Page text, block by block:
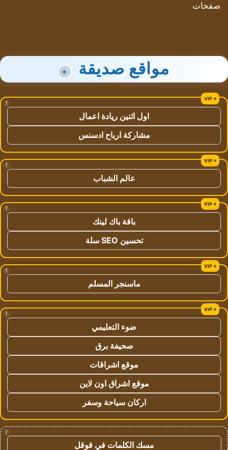
صفحات
مواقع صديقة +
!
اول اثنين ريادة اعمال
مشاركة ارباح ادسنس
!
عالم الشباب
!
باقة باك لينك
تحسين SEO سلة
!
ماسنجر المسلم
!
ضوء التعليمي
صحيفة برق
موقع اشراقات
موقع اشراق اون لاين
اركان سياحة وسفر
!
مسك الكلمات في قوقل